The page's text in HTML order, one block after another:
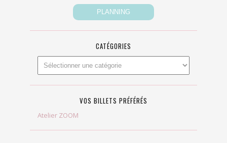
CATÉGORIES
VOS BILLETS PRÉFÉRÉS
Atelier ZOOM